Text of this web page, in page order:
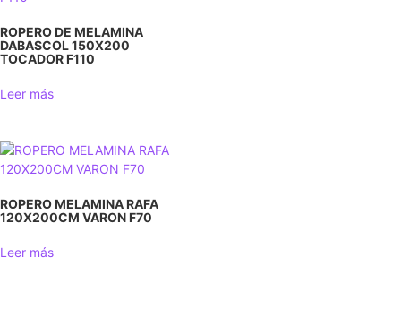
ROPERO DE MELAMINA
DABASCOL 150X200
TOCADOR F110
Leer más
ROPERO MELAMINA RAFA
120X200CM VARON F70
Leer más